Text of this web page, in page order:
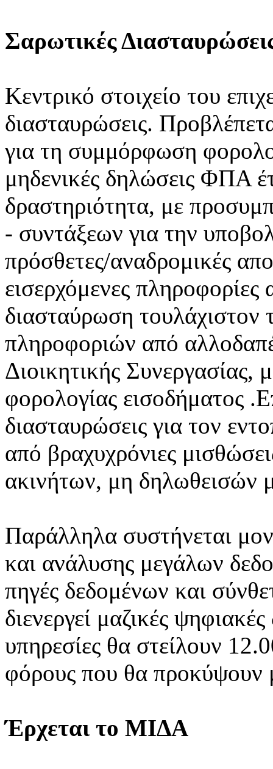
Σαρωτικές
Κεντρικό στοιχείο του
διασταυρώσεις.
για τη συμμόρφωση
μηδενικές δηλώσεις ΦΠΑ
δραστηριότητα, με
- συντάξεων για την
πρόσθετες/αναδρομικές
εισερχόμενες
διασταύρωση τουλάχιστον
πληροφοριών από
Διοικητικής Συνεργασίας,
φορολογίας εισοδήματος
διασταυρώσεις για τον
από βραχυχρόνιες
ακινήτων, μη δηλωθεισών
Παράλληλα συστήνεται
και ανάλυσης μεγάλων
πηγές δεδομένων και
διενεργεί μαζικές
υπηρεσίες θα στείλουν
φόρους που θα προκύψουν
Έρχεται το ΜΙΔΑ